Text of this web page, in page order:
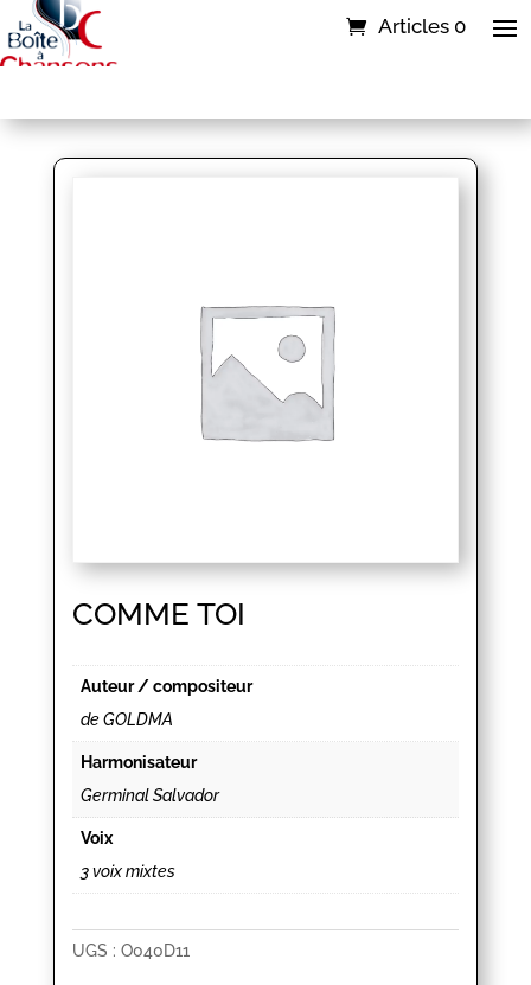
Articles 0
COMME TOI
Auteur / compositeur
de GOLDMA
Harmonisateur
Germinal Salvador
Voix
3 voix mixtes
UGS : O040D11